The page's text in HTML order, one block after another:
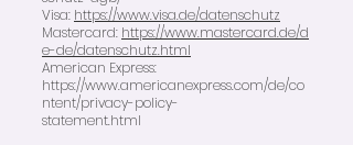
Visa: https://www.visa.de/datenschutz
Mastercard: https://www.mastercard.de/d
e-de/datenschutz.html
American Express:
https://www.americanexpress.com/de/co
ntent/privacy-policy-
statement.html